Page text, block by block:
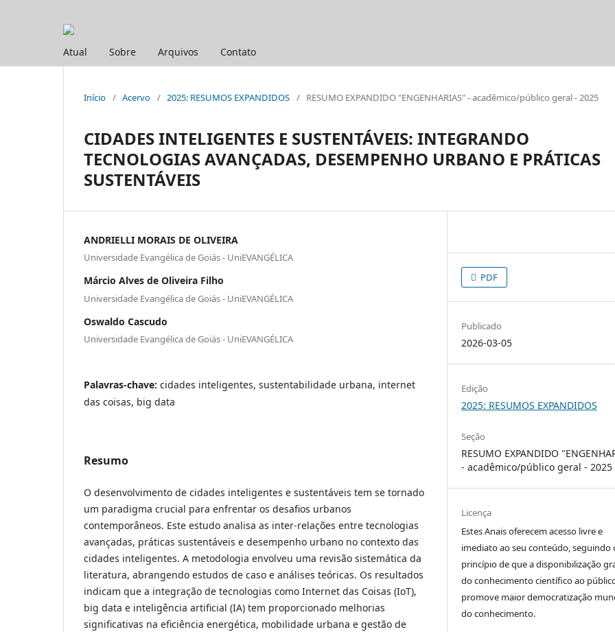
Atual Sobre Arquivos Contato
Início / Acervo / 2025: RESUMOS EXPANDIDOS / RESUMO EXPANDIDO "ENGENHARIAS" - acadêmico/público geral - 2025
CIDADES INTELIGENTES E SUSTENTÁVEIS: INTEGRANDO
TECNOLOGIAS AVANÇADAS, DESEMPENHO URBANO E PRÁTICAS
SUSTENTÁVEIS
ANDRIELLI MORAIS DE OLIVEIRA
Universidade Evangélica de Goiás - UniEVANGÉLICA
Márcio Alves de Oliveira Filho
Universidade Evangélica de Goiás - UniEVANGÉLICA
Oswaldo Cascudo
Universidade Evangélica de Goiás - UniEVANGÉLICA
Palavras-chave: cidades inteligentes, sustentabilidade urbana, internet
das coisas, big data
Resumo
O desenvolvimento de cidades inteligentes e sustentáveis tem se tornado
um paradigma crucial para enfrentar os desafios urbanos
contemporâneos. Este estudo analisa as inter-relações entre tecnologias
avançadas, práticas sustentáveis e desempenho urbano no contexto das
cidades inteligentes. A metodologia envolveu uma revisão sistemática da
literatura, abrangendo estudos de caso e análises teóricas. Os resultados
indicam que a integração de tecnologias como Internet das Coisas (IoT),
big data e inteligência artificial (IA) tem proporcionado melhorias
significativas na eficiência energética, mobilidade urbana e gestão de
PDF
Publicado
2026-03-05
Edição
2025: RESUMOS EXPANDIDOS
Seção
RESUMO EXPANDIDO
- acadêmico/público geral - 2025
Licença
Estes Anais oferecem acesso livre e
imediato ao seu conteúdo, seguindo
princípio de que a disponibilização
do conhecimento científico ao
promove maior democratização
do conhecimento.